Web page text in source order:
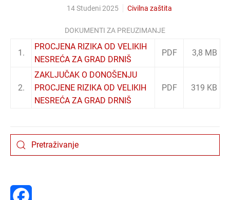
14 Studeni 2025 Civilna zaštita
DOKUMENTI ZA PREUZIMANJE
1.
PROCJENA RIZIKA OD VELIKIH
NESREĆA ZA GRAD DRNIŠ
PDF 3,8 MB
2.
ZAKLJUČAK O DONOŠENJU
PROCJENE RIZIKA OD VELIKIH
NESREĆA ZA GRAD DRNIŠ
PDF 319 KB